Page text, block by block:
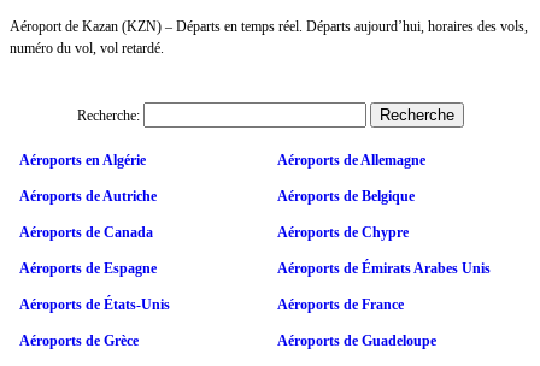
Aéroport de Kazan (KZN) – Départs en temps réel. Départs aujourd’hui, horaires des vols,
numéro du vol, vol retardé.
Recherche:
Aéroports en Algérie Aéroports de Allemagne
Aéroports de Autriche Aéroports de Belgique
Aéroports de Canada Aéroports de Chypre
Aéroports de Espagne Aéroports de Émirats Arabes Unis
Aéroports de États-Unis Aéroports de France
Aéroports de Grèce Aéroports de Guadeloupe